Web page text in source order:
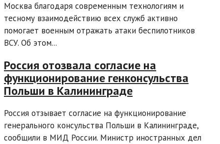
Москва благодаря современным технологиям и
тесному взаимодействию всех служб активно
помогает военным отражать атаки беспилотников
ВСУ. Об этом...
Россия отозвала согласие на
функционирование генконсульства
Польши в Калининграде
Россия отзывает согласие на функционирование
генерального консульства Польши в Калининграде,
сообщили в МИД России. Министр иностранных дел